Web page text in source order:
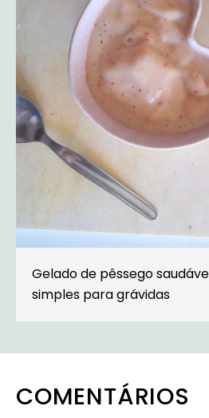
Gelado de pêssego
simples para grávidas
COMENTÁRIOS